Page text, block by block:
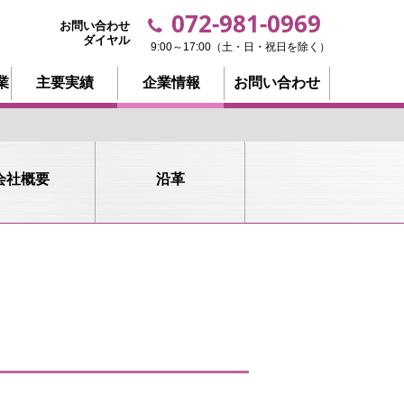
お問い合わせ
ダイヤル
072-981-0969
9:00～17:00（土・日・祝日を除く）
主要実績 企業情報 お問い合わせ
社概要 沿革